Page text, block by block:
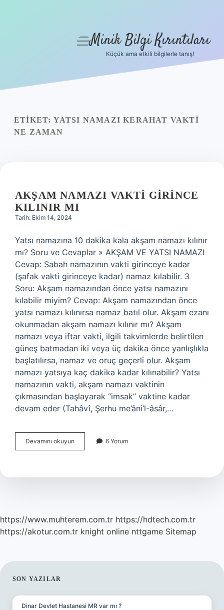
Yasal Uyarı
menüyü
Minik Bilgi Kırıntıları
Küçük ama etkili bilgilerle tanış!
ETIKET: YATSI NAMAZI KERAHAT VAKTI
NE ZAMAN
AKŞAM NAMAZI VAKTI GIRINCE
KILINIR MI
Tarih: Ekim 14, 2024
Yatsı namazına 10 dakika kala akşam namazı kılınır
mı? Soru ve Cevaplar » AKŞAM VE YATSI NAMAZI
Cevap: Sabah namazının vakti girinceye kadar
(şafak vakti girinceye kadar) namaz kılabilir. 3
Soru: Akşam namazından önce yatsı namazını
kılabilir miyim? Cevap: Akşam namazından önce
yatsı namazı kılınırsa namaz batıl olur. Akşam ezanı
okunmadan akşam namazı kılınır mı? Akşam
namazı veya iftar vakti, ilgili takvimlerde belirtilen
güneş batmadan iki veya üç dakika önce yanlışlıkla
başlatılırsa, namaz ve oruç geçerli olur. Akşam
namazı yatsıya kaç dakika kadar kılınabilir? Yatsı
namazının vakti, akşam namazı vaktinin
çıkmasından başlayarak “imsak” vaktine kadar
devam eder (Tahâvî, Şerhu me’âni’l-âsâr,…
Devamını okuyun
Namazı
Kılınır
6 Yorum
https://www.muhterem.com.tr https://hdtech.com.tr
https://akotur.com.tr knight online nttgame Sitemap
SIDEBAR
SON YAZILAR
Dinar Devlet Hastanesi MR var mı ?